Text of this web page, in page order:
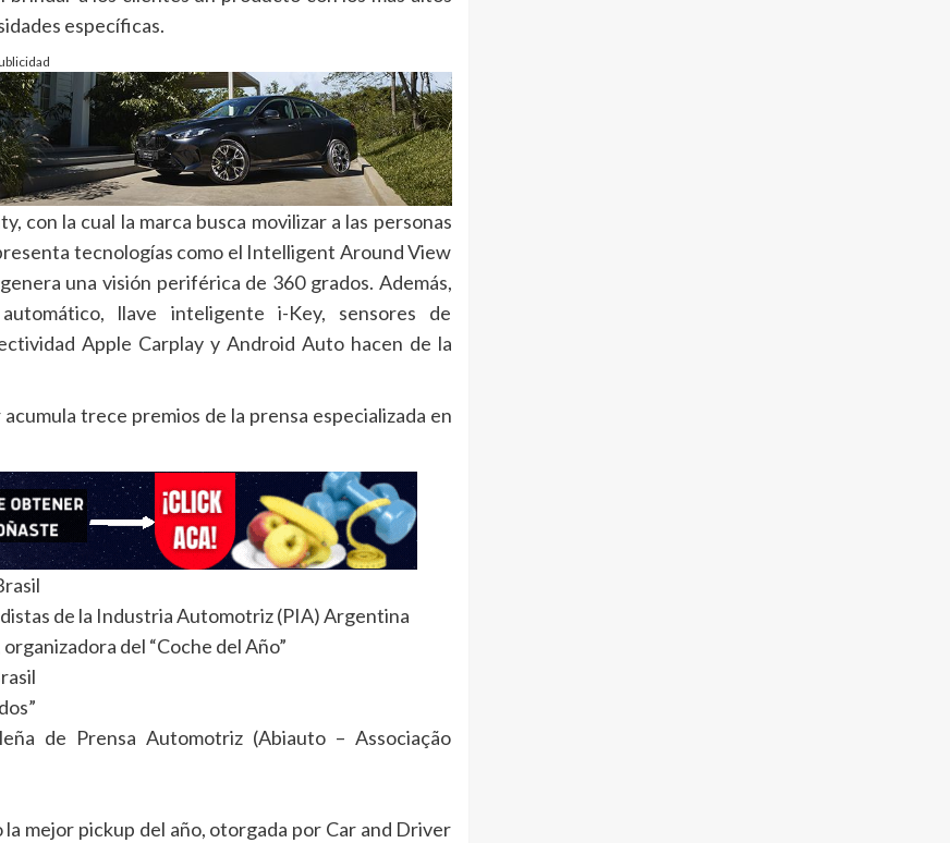
específicas.
con la cual la marca busca movilizar a las personas
tecnologías como el Intelligent Around View
una visión periférica de 360 grados. Además,
llave inteligente i-Key, sensores de
Apple Carplay y Android Auto hacen de la
trece premios de la prensa especializada en
de la Industria Automotriz (PIA) Argentina
del “Coche del Año”
de Prensa Automotriz (Abiauto – Associação
mejor pickup del año, otorgada por Car and Driver